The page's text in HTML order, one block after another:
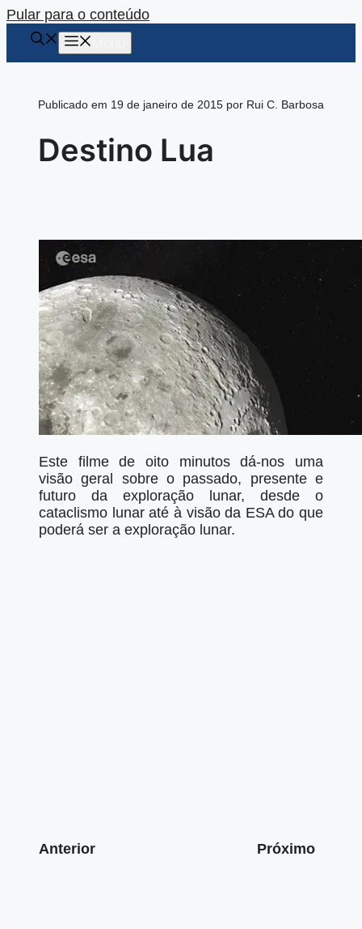
Pular para o conteúdo
Publicado em 19 de janeiro de 2015 por Rui C. Barbosa
Destino Lua
Este filme de oito minutos dá-nos uma
visão geral sobre o passado, presente e
futuro da exploração lunar, desde o
cataclismo lunar até à visão da ESA do que
poderá ser a exploração lunar.
Anterior Próximo